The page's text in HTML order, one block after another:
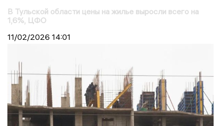
В Тульской области цены на жилье выросли всего на
1,6%, ЦФО
11/02/2026 14:01